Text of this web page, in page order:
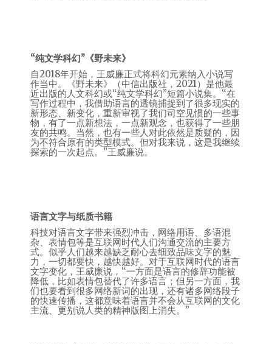
“纯文学科幻”《野未来》
自2018年开始，王威廉正式将科幻元素纳入小说写
作当中。《野未来》（中信出版社，2021）是他最
近出版的人文科幻或“纯文学科幻”短篇小说集。“在
写作过程中，我借助语言的透镜捕捉到了很多现实的
新形态、新变化，重新审视了我们司空见惯的一些事
物，有了一点新想法，一点新观念，也获得了一些朋
友的共鸣。当然，也有一些人对此依然是质疑的，因
为不符合原有的类型模式。但对我来说，这是我继续
探索的一次起点。”王威廉说。
语言文字与纸质书籍
科技对语言文字带来强烈冲击，网络用语、多语混
杂、表情包等是互联网时代人们沟通交流的主要方
式。似乎人们越来越缺乏耐心去细致品味文字的魅
力，一切都要快，越快越好。对于互联网时代的语言
文字变化，王威廉说，“一方面是语言的修辞功能被
降低，比如表情包替代了许多语言；但另一方面，我
们也要看到很多网络新词的出现，还有诸多网络段子
的快速传播，这都意味着语言并不会从互联网的文化
主流、更别说人类的精神版图上消失。”